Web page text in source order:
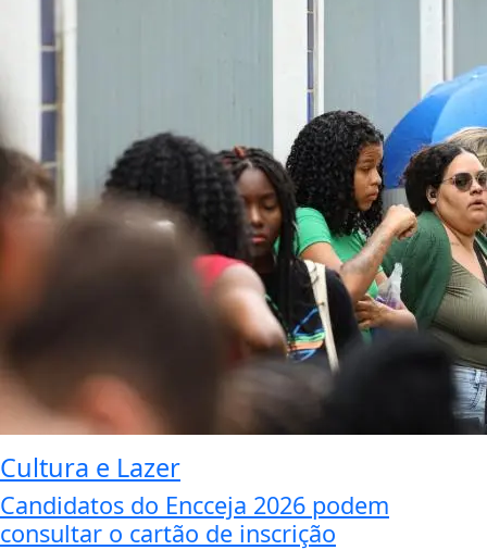
Cultura e Lazer
Candidatos do Encceja 2026 podem
consultar o cartão de inscrição